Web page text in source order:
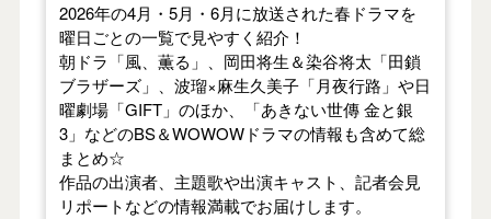
2026年の4月・5月・6月に放送された春ドラマを
曜日ごとの一覧で見やすく紹介！
朝ドラ「風、薫る」、岡田将生＆染谷将太「田鎖
ブラザーズ」、波瑠×麻生久美子「月夜行路」や日
曜劇場「GIFT」のほか、「あきない世傳 金と銀
3」などのBS＆WOWOWドラマの情報も含めて総
まとめ☆
作品の出演者、主題歌や出演キャスト、記者会見
リポートなどの情報満載でお届けします。